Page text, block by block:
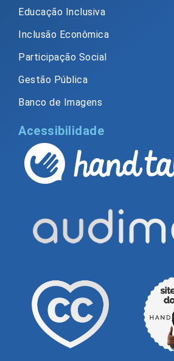
Educação Inclusiva
Inclusão Econômica
Participação Social
Gestão Pública
Banco de Imagens
Acessibilidade